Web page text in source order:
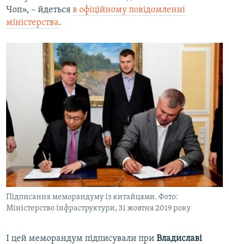
Чоп», – йдеться в офіційному повідомленні
міністерства.
Підписання меморандуму із китайцями. Фото:
Міністерство інфраструктури, 31 жовтня 2019 року
І цей меморандум підписували при Владиславі